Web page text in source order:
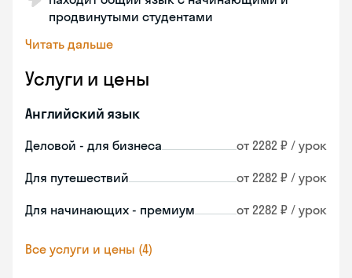
продвинутыми студентами
Читать дальше
Услуги и цены
Английский язык
Деловой - для бизнеса от 2282 ₽ / урок
Для путешествий от 2282 ₽ / урок
Для начинающих - премиум от 2282 ₽ / урок
Все услуги и цены (4)